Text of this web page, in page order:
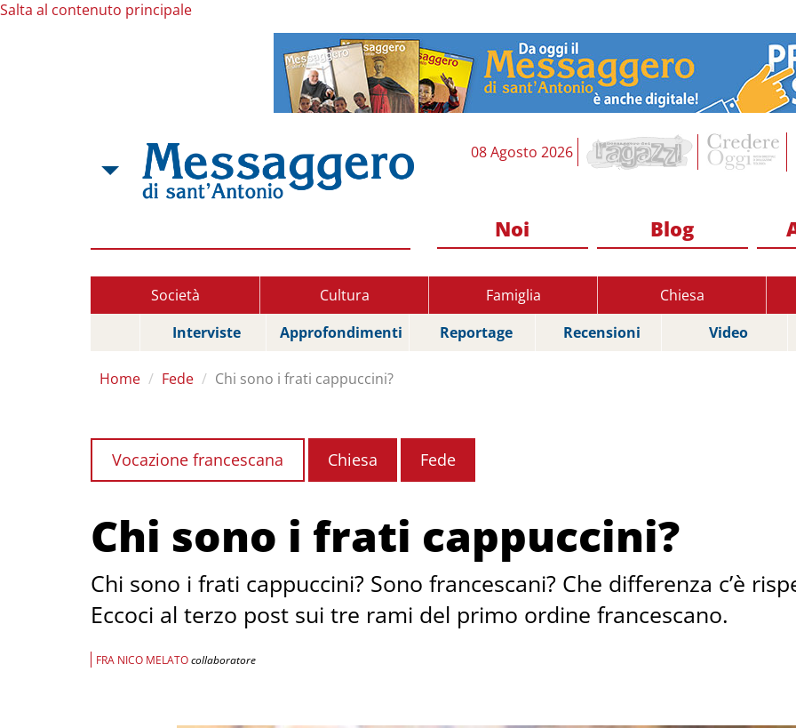
Salta al contenuto principale
08 Agosto 2026
Noi Blog
Società Cultura Famiglia Chiesa
Interviste
Approfondimenti Reportage Recensioni Video
Home Fede Chi sono i frati cappuccini?
Vocazione francescana Chiesa Fede
Chi sono i frati cappuccini?
Chi sono i frati cappuccini? Sono francescani? Che differenza c’è
Eccoci al terzo post sui tre rami del primo ordine francescano.
FRA NICO MELATOcollaboratore